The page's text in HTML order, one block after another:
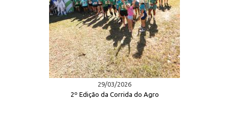
29/03/2026
2º Edição da Corrida do Agro